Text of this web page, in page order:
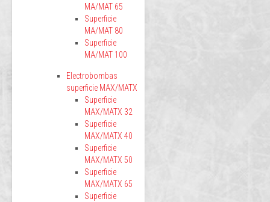
MA/MAT 65
Superficie
MA/MAT 80
Superficie
MA/MAT 100
Electrobombas
superficie MAX/MATX
Superficie
MAX/MATX 32
Superficie
MAX/MATX 40
Superficie
MAX/MATX 50
Superficie
MAX/MATX 65
Superficie